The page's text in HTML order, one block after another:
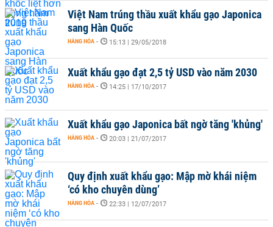
Việt Nam trúng thầu xuất khẩu gạo Japonica
sang Hàn Quốc
HÀNG HÓA - 15:13 | 29/05/2018
Xuất khẩu gạo đạt 2,5 tỷ USD vào năm 2030
HÀNG HÓA - 14:25 | 17/10/2017
Xuất khẩu gạo Japonica bất ngờ tăng 'khủng'
HÀNG HÓA - 20:03 | 21/07/2017
Quy định xuất khẩu gạo: Mập mờ khái niệm
‘có kho chuyên dùng’
HÀNG HÓA - 22:33 | 12/07/2017